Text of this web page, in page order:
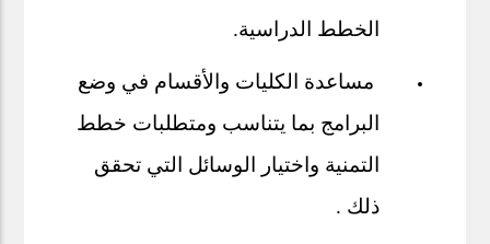
الخطط الدراسية.
مساعدة الكليات والأقسام في وضع
البرامج بما يتناسب ومتطلبات خطط
التمنية واختيار الوسائل التي تحقق
ذلك .